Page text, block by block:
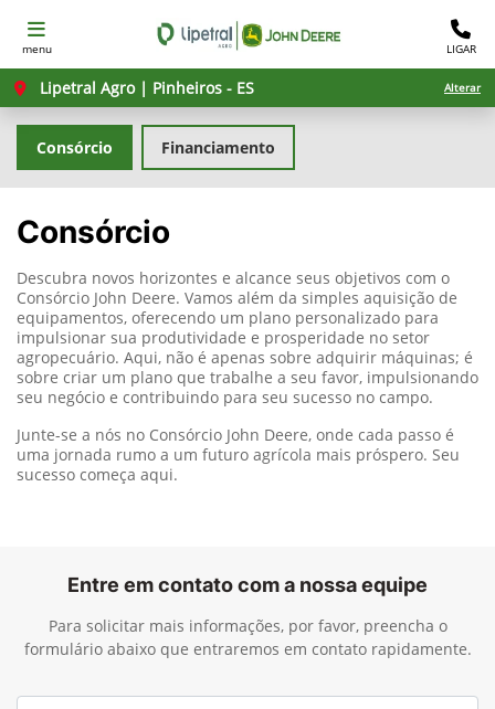
menu LIGAR
Lipetral Agro | Pinheiros - ES Alterar
Consórcio Financiamento
Consórcio
Descubra novos horizontes e alcance seus objetivos com o
Consórcio John Deere. Vamos além da simples aquisição de
equipamentos, oferecendo um plano personalizado para
impulsionar sua produtividade e prosperidade no setor
agropecuário. Aqui, não é apenas sobre adquirir máquinas; é
sobre criar um plano que trabalhe a seu favor, impulsionando
seu negócio e contribuindo para seu sucesso no campo.
Junte-se a nós no Consórcio John Deere, onde cada passo é
uma jornada rumo a um futuro agrícola mais próspero. Seu
sucesso começa aqui.
Entre em contato com a nossa equipe
Para solicitar mais informações, por favor, preencha o
formulário abaixo que entraremos em contato rapidamente.